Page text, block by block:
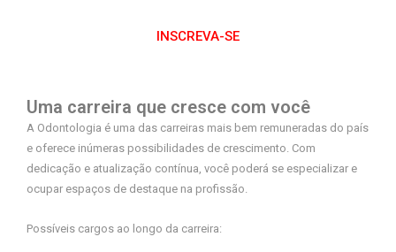
INSCREVA-SE
Uma carreira que cresce com você
A Odontologia é uma das carreiras mais bem remuneradas do país
e oferece inúmeras possibilidades de crescimento. Com
dedicação e atualização contínua, você poderá se especializar e
ocupar espaços de destaque na profissão.
Possíveis cargos ao longo da carreira: